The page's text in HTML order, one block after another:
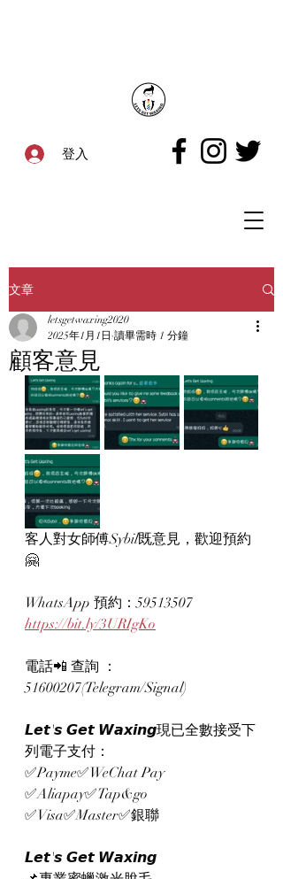
登入
文章
顧客意見
letsgetwaxing2020
2025年1月1日 讀畢需時 1 分鐘
客人對女師傅Sybil既意見，歡迎預約
🤗
WhatsApp 預約：59513507
https://bit.ly/3URIgKo
電話📲 查詢 ：
51600207(Telegram/Signal)
𝙇𝙚𝙩'𝙨 𝙂𝙚𝙩 𝙒𝙖𝙭𝙞𝙣𝙜現已全數接受下
列電子支付：
✅Payme✅WeChat Pay
✅Aliapay✅Tap&go
✅Visa✅Master✅銀聯
𝙇𝙚𝙩'𝙨 𝙂𝙚𝙩 𝙒𝙖𝙭𝙞𝙣𝙜